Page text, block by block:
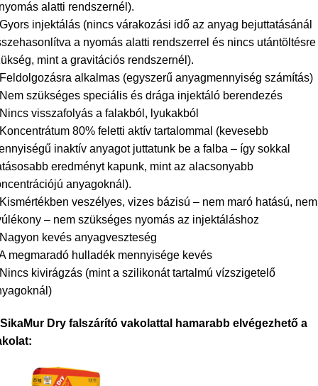
alatti rendszernél).
injektálás (nincs várakozási idő az anyag bejuttatásánál
a nyomás alatti rendszerrel és nincs utántöltésre
mint a gravitációs rendszernél).
alkalmas (egyszerű anyagmennyiség számítás)
szükséges speciális és drága injektáló berendezés
visszafolyás a falakból, lyukakból
80% feletti aktív tartalommal (kevesebb
inaktív anyagot juttatunk be a falba – így sokkal
eredményt kapunk, mint az alacsonyabb
anyagoknál).
veszélyes, vizes bázisú – nem maró hatású, nem
– nem szükséges nyomás az injektáláshoz
kevés anyagveszteség
megmaradó hulladék mennyisége kevés
kivirágzás (mint a szilikonát tartalmú vízszigetelő
Dry falszárító vakolattal hamarabb elvégezhető a